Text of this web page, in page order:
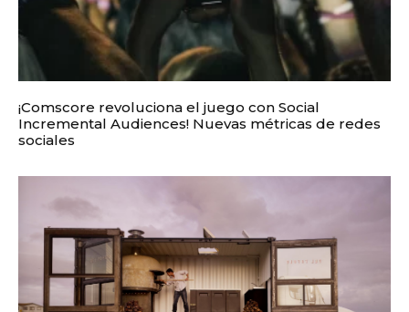
¡Comscore revoluciona el juego con Social
Incremental Audiences! Nuevas métricas de redes
sociales